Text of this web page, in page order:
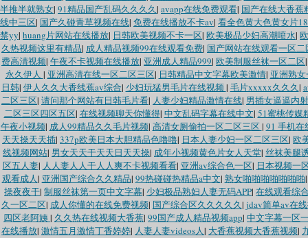
半推半就熟女| 91精品国产乱码久久久久| avapp在线免费观看| 国产在线大香蕉
线中三区| 国产久碰青草视频在线| 免费在线播放不卡av| 看全色黄大色黄女片
禁yy| huang片网站在线播放| 日韩欧美视频不卡一区| 欧美极品少妇高潮喷水|
久热视频这里有精品| 成人精品视频99在线观看免费| 国产网站在线观看一区二
费高清视频| 午夜不卡视频在线播放| 亚洲成人精品999| 欧美制服丝袜一区二区
永久伊人 | 亚洲高清在线一区二区三区| 日韩精品中文字幕欧美激情| 亚洲熟
日韩| 伊人久久大香线蕉av综合| 少妇玩猛男毛片在线视频| 毛片xxxxx久久久|
二区三区| 请问那个网站有日韩毛片看| 人妻少妇精品激情在线| 男插女逼逼内
二区三区四区五区| 在线视频聊天你懂得| 中文乱码字幕在线中文| 51蜜桃传媒
午夜小视频| 成人99精品久久毛片视频| 高清女厕偷拍一区二区三区| 91 手机在
天天操天天插| 337p欧美日本大胆精品色噜噜| 日本人妻少妇一区二区三区| 欧
线视频网站| 男女天天干天天日天天操| 成年小视频黄色片女人天堂| 丝袜美腿
区五人妻| 人人妻人人干人人爽不卡视频看看| 亚洲av综合色一区| 日本视频一
观看成人| 亚洲国产综合久久精品| 99热碰碰热精品a中文| 熟女啪啪啪啪啪啪啪
操夜夜干| 制服丝袜第一页中文字幕| 少妇极品熟妇人妻无码APP| 在线观看综
久一区二区| 成人你懂的在线免费视频| 国产综合区久久久久久| jdav简单av在
四区老阿姨 | 久久热在线视频大香蕉| 99国产成人精品视频app| 中文字幕一区
在线播放| 激情五月激情丁香婷婷| 人妻人妻videos人| 大香蕉视频大香蕉视频|